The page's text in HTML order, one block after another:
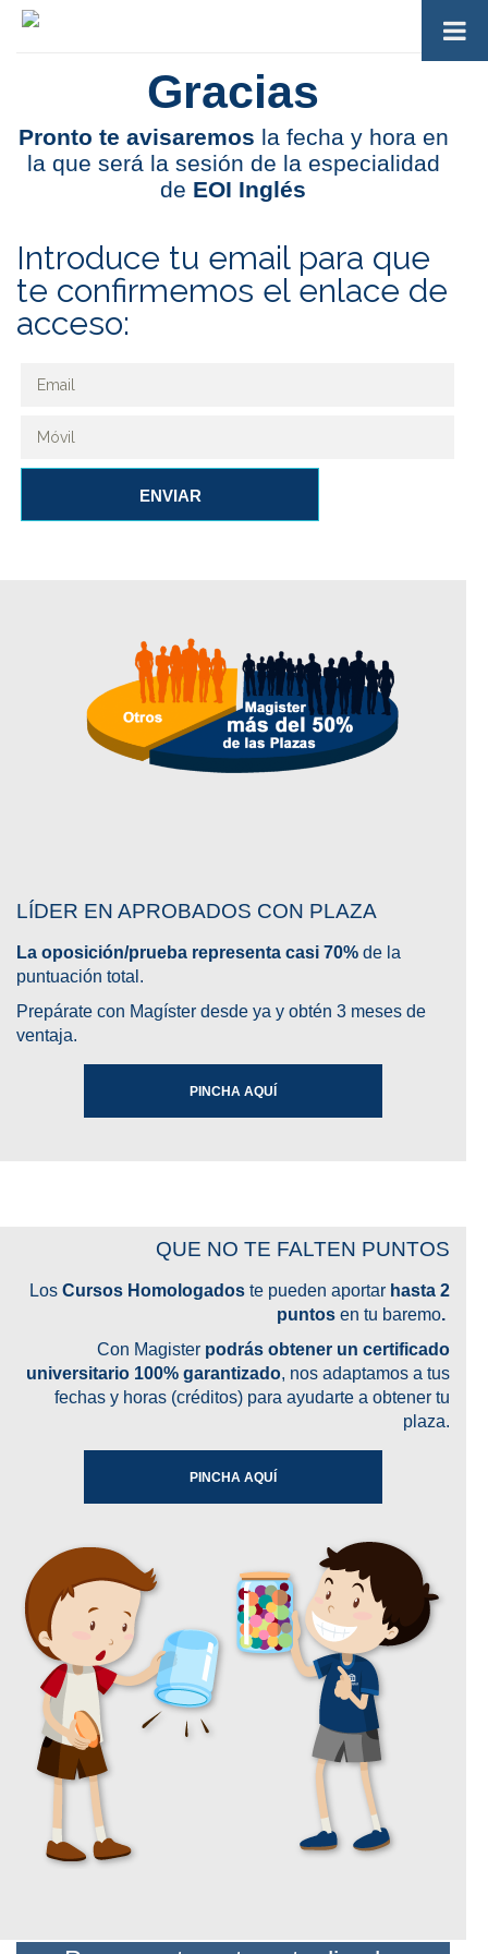
Gracias
Pronto te avisaremos la fecha y hora en
la que será la sesión de la especialidad
de EOI Inglés
Introduce tu email para que
te confirmemos el enlace de
acceso:
ENVIAR
LÍDER EN APROBADOS CON PLAZA
La oposición/prueba representa casi 70% de la
puntuación total.
Prepárate con Magíster desde ya y obtén 3 meses de
ventaja.
PINCHA AQUÍ
QUE NO TE FALTEN PUNTOS
Los Cursos Homologados te pueden aportar hasta 2
puntos en tu baremo.
Con Magister podrás obtener un certificado
universitario 100% garantizado, nos adaptamos a tus
fechas y horas (créditos) para ayudarte a obtener tu
plaza.
PINCHA AQUÍ